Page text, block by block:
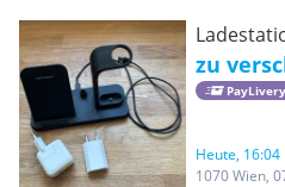
zu
PayLivery
Heute, 16:04
1070 Wien,